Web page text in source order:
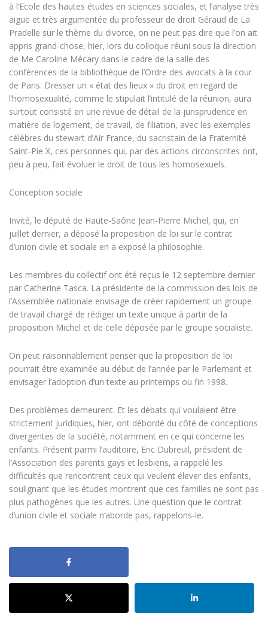
à l’Ecole des hautes études en sciences sociales, et l’analyse très
aiguë et très argumentée du professeur de droit Géraud de La
Pradelle sur le thème du divorce, on ne peut pas dire que l’on ait
appris grand-chose, hier, lors du colloque réuni sous la direction
de Me Caroline Mécary dans le cadre de la salle des
conférences de la bibliothèque de l’Ordre des avocats à la cour
de Paris. Dresser un « état des lieux » du droit en regard de
l’homosexualité, comme le stipulait l’intitulé de la réunion, aura
surtout consisté en une revue de détail de la jurisprudence en
matière de logement, de travail, de filiation, avec les exemples
célèbres du stewart d’Air France, du sacristain de la Fraternité
Saint-Pie X, ces personnes qui, par des actions circonscrites ont,
peu à peu, fait évoluer le droit de tous les homosexuels.
Conception sociale
Invité, le député de Haute-Saône Jean-Pierre Michel, qui, en
juillet dernier, a déposé la proposition de loi sur le contrat
d’union civile et sociale en a exposé la philosophie.
Les membres du collectif ont été reçus le 12 septembre dernier
par Catherine Tasca. La présidente de la commission des lois de
l’Assemblée nationale envisage de créer rapidement un groupe
de travail chargé de rédiger un texte unique à partir de la
proposition Michel et de celle déposée par le groupe socialiste.
On peut raisonnablement penser que la proposition de loi
pourrait être examinée au début de l’année par le Parlement et
envisager l’adoption d’un texte au printemps ou fin 1998.
Des problèmes demeurent. Et les débats qui voulaient être
strictement juridiques, hier, ont débordé du côté de conceptions
divergentes de la société, notamment en ce qui concerne les
enfants. Présent parmi l’auditoire, Eric Dubreuil, président de
l’Association des parents gays et lesbiens, a rappelé les
difficultés que rencontrent ceux qui veulent élever des enfants,
soulignant que les études montrent que ces familles ne sont pas
plus pathogènes que les autres. Une question que le contrat
d’union civile et sociale n’aborde pas, rappelons-le.